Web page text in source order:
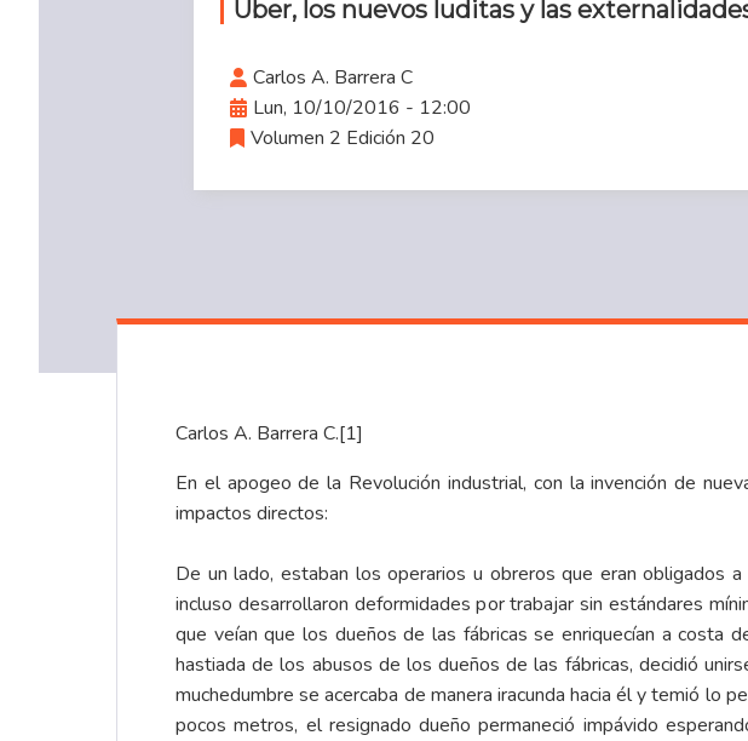
Uber, los nuevos luditas y las
Carlos A. Barrera C
Lun, 10/10/2016 - 12:00
Volumen 2 Edición 20
Carlos A. Barrera C.[1]
En el apogeo de la Revolución industrial, con la invención de
impactos directos:
De un lado, estaban los operarios u obreros que eran obligados
incluso desarrollaron deformidades por trabajar sin estándares
que veían que los dueños de las fábricas se enriquecían a costa
hastiada de los abusos de los dueños de las fábricas, decidió
muchedumbre se acercaba de manera iracunda hacia él y temió lo
pocos metros, el resignado dueño permaneció impávido